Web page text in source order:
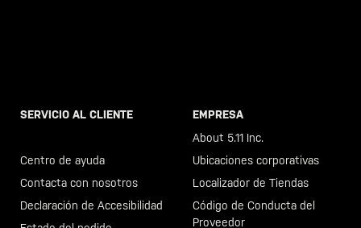
SERVICIO AL CLIENTE
Centro de ayuda
Contacta con nosotros
Declaración de Accesibilidad
EMPRESA
About 5.11 Inc.
Ubicaciones corporativas
Localizador de Tiendas
Código de Conducta del
Proveedor